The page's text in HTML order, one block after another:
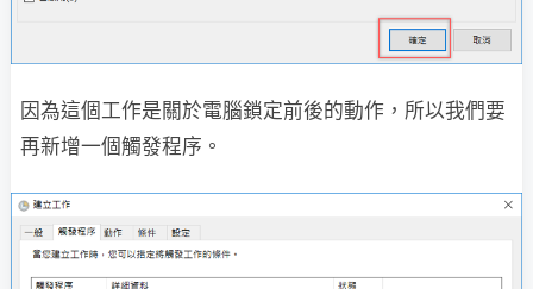
因為這個工作是關於電腦鎖定前後的動作，所以我們要
再新增一個觸發程序。